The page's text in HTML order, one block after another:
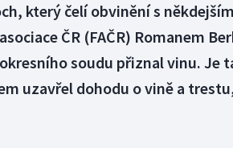
který čelí obvinění s někdejším
ČR (FAČR) Romanem
soudu přiznal vinu. Je
uzavřel dohodu o vině a